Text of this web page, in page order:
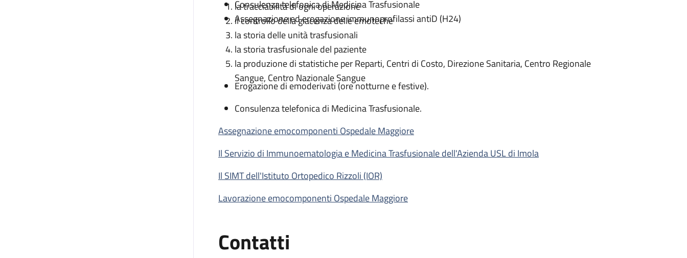
Consulenza telefonica di Medicina Trasfusionale
Assegnazione ed erogazione immunoprofilassi antiD (H24)
la tracciabilità di ogni operazione
il controllo della giacenza delle emoteche
la storia delle unità trasfusionali
la storia trasfusionale del paziente
la produzione di statistiche per Reparti, Centri di Costo, Direzione Sanitaria, Centro Regionale
Sangue, Centro Nazionale Sangue
Erogazione di emoderivati (ore notturne e festive).
Consulenza telefonica di Medicina Trasfusionale.
Assegnazione emocomponenti Ospedale Maggiore
Il Servizio di Immunoematologia e Medicina Trasfusionale dell'Azienda USL di Imola
Il SIMT dell'Istituto Ortopedico Rizzoli (IOR)
Lavorazione emocomponenti Ospedale Maggiore
Contatti